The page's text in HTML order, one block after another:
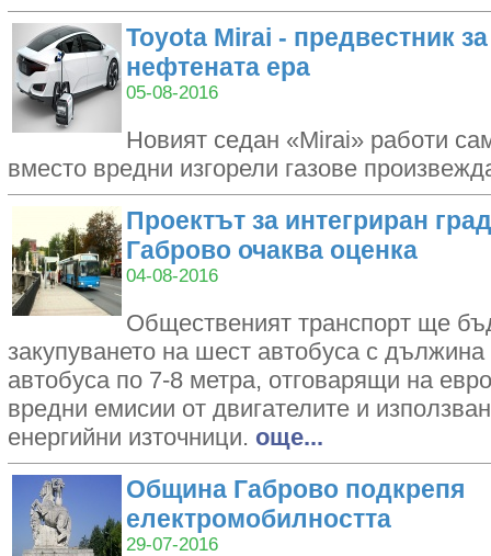
Toyota Mirai - предвестник
нефтената ера
05-08-2016
Новият седан «Mirai» работи
вместо вредни изгорели газове
Проектът за интегриран
Габрово очаква оценка
04-08-2016
Общественият транспорт ще
закупуването на шест автобуса с
автобуса по 7-8 метра, отговарящи на
вредни емисии от двигателите и
енергийни източници. oще...
Община Габрово подкрепя
електромобилността
29-07-2016